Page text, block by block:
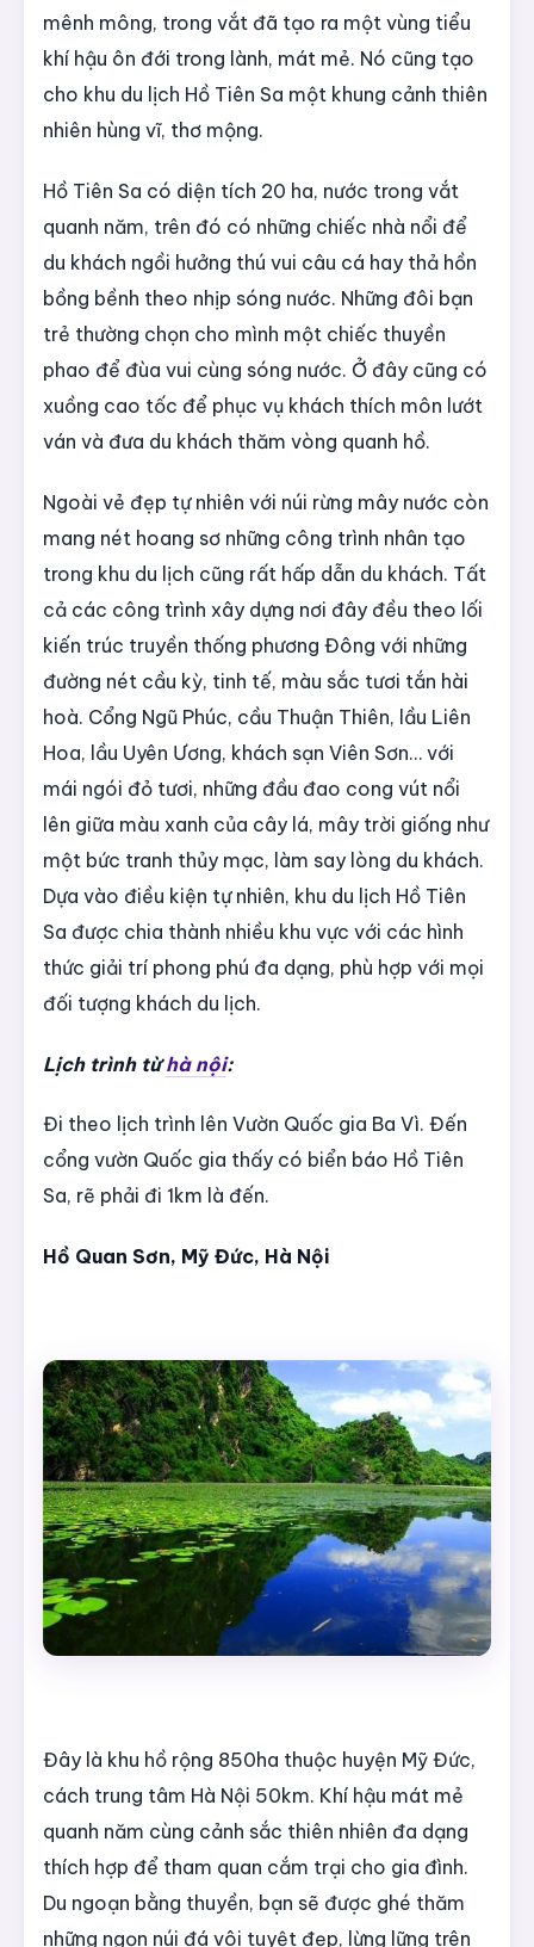
mênh mông, trong vắt đã tạo ra một vùng tiểu
khí hậu ôn đới trong lành, mát mẻ. Nó cũng tạo
cho khu du lịch Hồ Tiên Sa một khung cảnh thiên
nhiên hùng vĩ, thơ mộng.
Hồ Tiên Sa có diện tích 20 ha, nước trong vắt
quanh năm, trên đó có những chiếc nhà nổi để
du khách ngồi hưởng thú vui câu cá hay thả hồn
bồng bềnh theo nhịp sóng nước. Những đôi bạn
trẻ thường chọn cho mình một chiếc thuyền
phao để đùa vui cùng sóng nước. Ở đây cũng có
xuồng cao tốc để phục vụ khách thích môn lướt
ván và đưa du khách thăm vòng quanh hồ.
Ngoài vẻ đẹp tự nhiên với núi rừng mây nước còn
mang nét hoang sơ những công trình nhân tạo
trong khu du lịch cũng rất hấp dẫn du khách. Tất
cả các công trình xây dựng nơi đây đều theo lối
kiến trúc truyền thống phương Đông với những
đường nét cầu kỳ, tinh tế, màu sắc tươi tắn hài
hoà. Cổng Ngũ Phúc, cầu Thuận Thiên, lầu Liên
Hoa, lầu Uyên Ương, khách sạn Viên Sơn… với
mái ngói đỏ tươi, những đầu đao cong vút nổi
lên giữa màu xanh của cây lá, mây trời giống như
một bức tranh thủy mạc, làm say lòng du khách.
Dựa vào điều kiện tự nhiên, khu du lịch Hồ Tiên
Sa được chia thành nhiều khu vực với các hình
thức giải trí phong phú đa dạng, phù hợp với mọi
đối tượng khách du lịch.
Lịch trình từhà nội:
Đi theo lịch trình lên Vườn Quốc gia Ba Vì. Đến
cổng vườn Quốc gia thấy có biển báo Hồ Tiên
Sa, rẽ phải đi 1km là đến.
Hồ Quan Sơn, Mỹ Đức, Hà Nội
Đây là khu hồ rộng 850ha thuộc huyện Mỹ Đức,
cách trung tâm Hà Nội 50km. Khí hậu mát mẻ
quanh năm cùng cảnh sắc thiên nhiên đa dạng
thích hợp để tham quan cắm trại cho gia đình.
Du ngoạn bằng thuyền, bạn sẽ được ghé thăm
những ngọn núi đá vôi tuyệt đẹp, lừng lững trên